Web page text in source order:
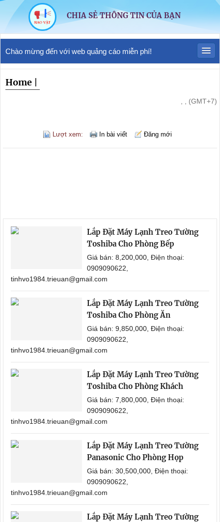
CHIA SẺ THÔNG TIN CỦA BẠN
Chào mừng đến với web quảng cáo miễn phí!
Home
, , (GMT+7)
Lượt xem: In bài viết Đăng mới
Lắp Đặt Máy Lạnh Treo Tường
Toshiba Cho Phòng Bếp
Giá bán: 8,200,000, Điện thoại:
0909090622,
tinhvo1984.trieuan@gmail.com
Lắp Đặt Máy Lạnh Treo Tường
Toshiba Cho Phòng Ăn
Giá bán: 9,850,000, Điện thoại:
0909090622,
tinhvo1984.trieuan@gmail.com
Lắp Đặt Máy Lạnh Treo Tường
Toshiba Cho Phòng Khách
Giá bán: 7,800,000, Điện thoại:
0909090622,
tinhvo1984.trieuan@gmail.com
Lắp Đặt Máy Lạnh Treo Tường
Panasonic Cho Phòng Họp
Giá bán: 30,500,000, Điện thoại:
0909090622,
tinhvo1984.trieuan@gmail.com
Lắp Đặt Máy Lạnh Treo Tường